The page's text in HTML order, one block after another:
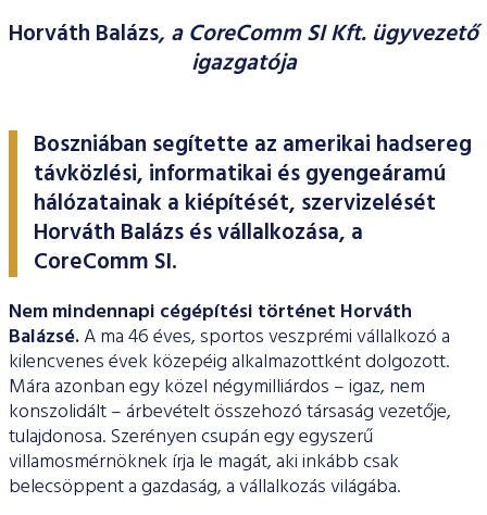
Horváth Balázs, a CoreComm SI Kft. ügyvezető
igazgatója
Boszniában segítette az amerikai hadsereg
távközlési, informatikai és gyengeáramú
hálózatainak a kiépítését, szervizelését
Horváth Balázs és vállalkozása, a
CoreComm SI.
Nem mindennapi cégépítési történet Horváth
Balázsé.A ma 46 éves, sportos veszprémi vállalkozó a
kilencvenes évek közepéig alkalmazottként dolgozott.
Mára azonban egy közel négymilliárdos – igaz, nem
konszolidált – árbevételt összehozó társaság vezetője,
tulajdonosa. Szerényen csupán egy egyszerű
villamosmérnöknek írja le magát, aki inkább csak
belecsöppent a gazdaság, a vállalkozás világába.